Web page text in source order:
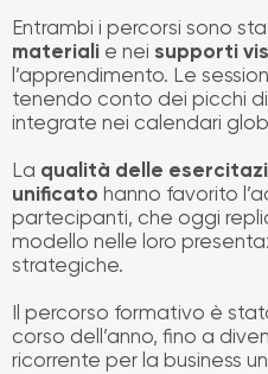
Entrambi i percorsi sono
materiali e nei supporti
l’apprendimento. Le
tenendo conto dei picchi
integrate nei calendari
La qualità delle
unificato hanno favorito
partecipanti, che oggi
modello nelle loro
strategiche.
Il percorso formativo è
corso dell’anno, fino a
ricorrente per la business